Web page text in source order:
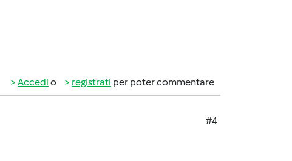
Accedi o registrati per poter commentare
#4